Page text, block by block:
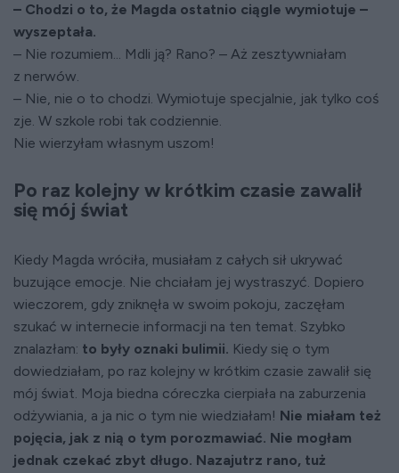
– Chodzi o to, że Magda ostatnio ciągle wymiotuje –
wyszeptała.
– Nie rozumiem... Mdli ją? Rano? – Aż zesztywniałam
z nerwów.
– Nie, nie o to chodzi. Wymiotuje specjalnie, jak tylko coś
zje. W szkole robi tak codziennie.
Nie wierzyłam własnym uszom!
Po raz kolejny w krótkim czasie zawalił
się mój świat
Kiedy Magda wróciła, musiałam z całych sił ukrywać
buzujące emocje. Nie chciałam jej wystraszyć. Dopiero
wieczorem, gdy zniknęła w swoim pokoju, zaczęłam
szukać w internecie informacji na ten temat. Szybko
znalazłam: to były oznaki bulimii. Kiedy się o tym
dowiedziałam, po raz kolejny w krótkim czasie zawalił się
mój świat. Moja biedna córeczka cierpiała na zaburzenia
odżywiania, a ja nic o tym nie wiedziałam! Nie miałam też
pojęcia, jak z nią o tym porozmawiać. Nie mogłam
jednak czekać zbyt długo. Nazajutrz rano, tuż